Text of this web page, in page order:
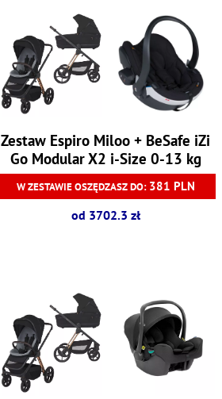
Zestaw Espiro Miloo + BeSafe iZi
Go Modular X2 i-Size 0-13 kg
W ZESTAWIE OSZĘDZASZ DO: 381 PLN
od 3702.3 zł